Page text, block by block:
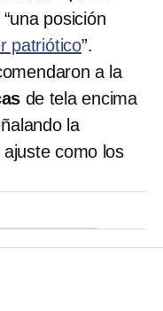
posición
patriótico”.
a la
de tela encima
la
como los